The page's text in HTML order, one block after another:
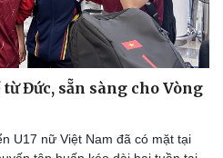
Đức, sẵn sàng cho Vòng
U17 nữ Việt Nam đã có mặt tại